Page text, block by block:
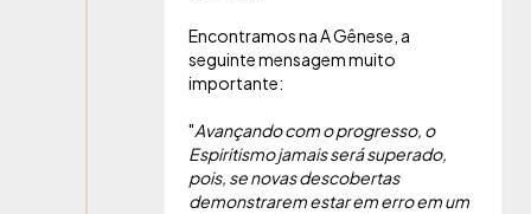
Encontramos na A Gênese, a
seguinte mensagem muito
importante:
"Avançando com o progresso, o
Espiritismo jamais será superado,
pois, se novas descobertas
demonstrarem estar em erro em um